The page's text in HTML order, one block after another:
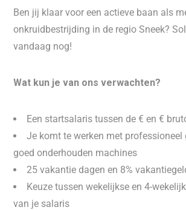
Ben jij klaar voor een actieve baan als
onkruidbestrijding in de regio Sneek?
vandaag nog!
Wat kun je van ons verwachten?
Een startsalaris tussen de € en €
Je komt te werken met professioneel
goed onderhouden machines
25 vakantie dagen en 8%
Keuze tussen wekelijkse en 4-
van je salaris